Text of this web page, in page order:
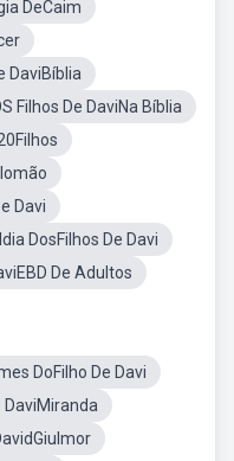
DeCaim
DaviBíblia
Filhos De DaviNa Bíblia
Davi
DosFilhos De Davi
De Adultos
DoFilho De Davi
DaviMiranda